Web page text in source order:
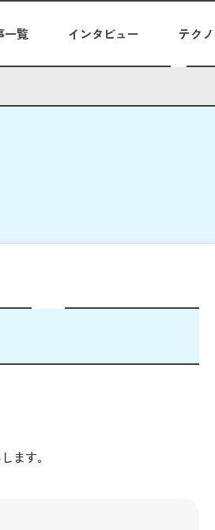
一覧 インタビュー テク
ます。